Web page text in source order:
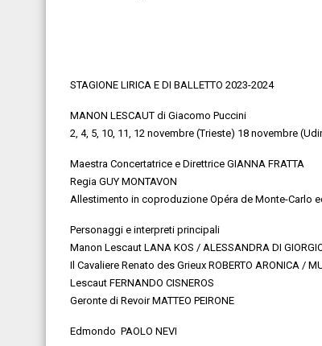
STAGIONE LIRICA E DI BALLETTO 2023-2024
MANON LESCAUT di Giacomo Puccini
2, 4, 5, 10, 11, 12 novembre (Trieste) 18 novembre
Maestra Concertatrice e Direttrice GIANNA FRATTA
Regia GUY MONTAVON
Allestimento in coproduzione Opéra de Monte-Carlo
Personaggi e interpreti principali
Manon Lescaut LANA KOS / ALESSANDRA DI
Il Cavaliere Renato des Grieux ROBERTO ARONICA /
Lescaut FERNANDO CISNEROS
Geronte di RevoirMATTEO PEIRONE
Edmondo PAOLO NEVI